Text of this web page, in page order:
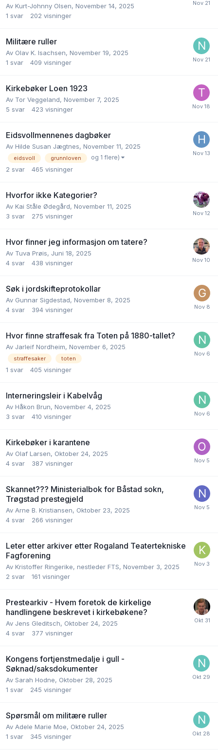
Av Kurt-Johnny Olsen, November 14, 2025
1 svar 202 visninger
Militære ruller
Av Olav K. Isachsen, November 19, 2025
1 svar 409 visninger
Kirkebøker Loen 1923
Av Tor Veggeland, November 7, 2025
5 svar 423 visninger
Eidsvollmennenes dagbøker
Av Hilde Susan Jægtnes, November 11, 2025
eidsvoll grunnloven og 1 flere)
2 svar 465 visninger
Hvorfor ikke Kategorier?
Av Kai Ståle Ødegård, November 11, 2025
3 svar 275 visninger
Hvor finner jeg informasjon om tatere?
Av Tuva Prøis, Juni 18, 2025
4 svar 438 visninger
Søk i jordskifteprotokollar
Av Gunnar Sigdestad, November 8, 2025
4 svar 394 visninger
Hvor finne straffesak fra Toten på 1880-tallet?
Av Jarleif Nordheim, November 6, 2025
straffesaker toten
1 svar 405 visninger
Interneringsleir i Kabelvåg
Av Håkon Brun, November 4, 2025
3 svar 410 visninger
Kirkebøker i karantene
Av Olaf Larsen, Oktober 24, 2025
4 svar 387 visninger
Skannet??? Ministerialbok for Båstad sokn,
Trøgstad prestegjeld
Av Arne B. Kristiansen, Oktober 23, 2025
4 svar 266 visninger
Leter etter arkiver etter Rogaland Teatertekniske
Fagforening
Av Kristoffer Ringerike, nestleder FTS, November 3, 2025
2 svar 161 visninger
Prestearkiv - Hvem foretok de kirkelige
handlingene beskrevet i kirkebøkene?
Av Jens Gleditsch, Oktober 24, 2025
4 svar 377 visninger
Kongens fortjenstmedalje i gull -
Søknad/saksdokumenter
Av Sarah Hodne, Oktober 28, 2025
1 svar 245 visninger
Spørsmål om militære ruller
Av Adele Marie Moe, Oktober 24, 2025
1 svar 345 visninger